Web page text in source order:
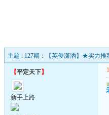
主题 : 127期：【英俊潇洒】★实力
【平定天下】
新手上路
u